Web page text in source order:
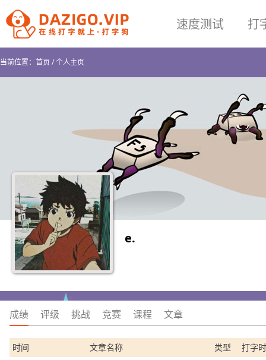
速度测试 打
当前位置： 首页/个人主页
e.
成绩 评级 挑战 竞赛 课程 文章
时间 文章名称 类型
打字